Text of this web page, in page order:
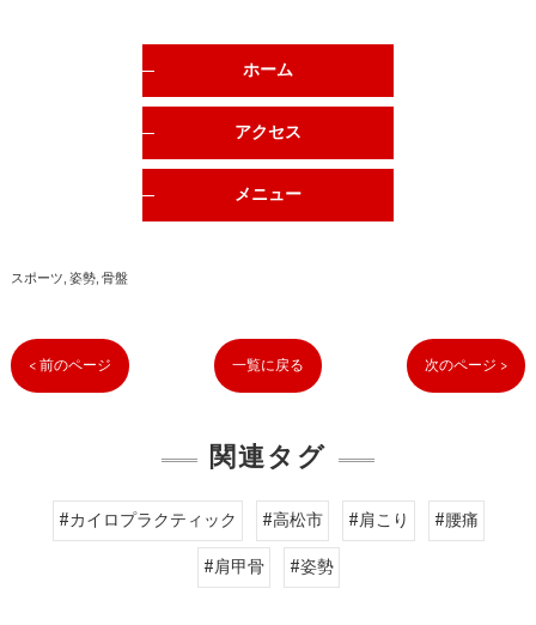
ホーム
アクセス
メニュー
スポーツ 姿勢 骨盤
< 前のページ 一覧に戻る 次のページ >
関連タグ
#カイロプラクティック #高松市 #肩こり
#腰痛
#肩甲骨
#姿勢